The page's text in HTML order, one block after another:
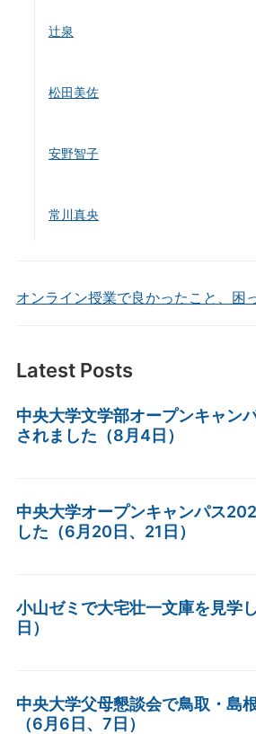
辻泉
松田美佐
安野智子
常川真央
オンライン授業で良かったこと、困
Latest Posts
中央大学文学部オープンキャン
されました（8月4日）
中央大学オープンキャンパス
した（6月20日、21日）
小山ゼミで大宅壮一文庫を見学
日）
中央大学父母懇談会で鳥取・島
（6月6日、7日）